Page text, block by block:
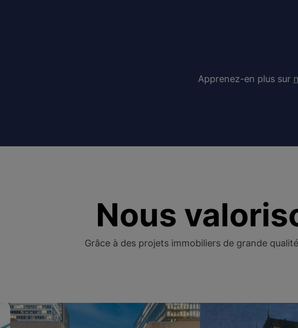
Apprenez-en plus sur
Nous
Grâce à des projets immobiliers de grande